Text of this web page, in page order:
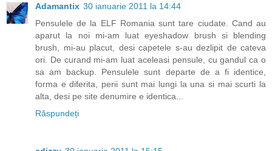
Adamantix 30 ianuarie 2011 la 14:44
Pensulele de la ELF Romania sunt tare ciudate. Cand au
aparut la noi mi-am luat eyeshadow brush si blending
brush, mi-au placut, desi capetele s-au dezlipit de cateva
ori. De curand mi-am luat aceleasi pensule, cu gandul ca o
sa am backup. Pensulele sunt departe de a fi identice,
forma e diferita, perii sunt mai lungi la una si mai scurti la
alta, desi pe site denumire e identica...
Răspundeți